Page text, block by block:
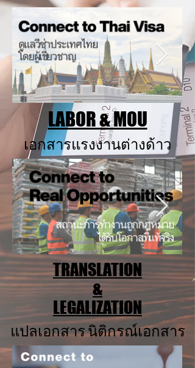
LABOR & MOU
เอกสารแรงงานต่างด้าว
TRANSLATION
&
LEGALIZATION
แปลเอกสาร นิติกรณ์เอกสาร